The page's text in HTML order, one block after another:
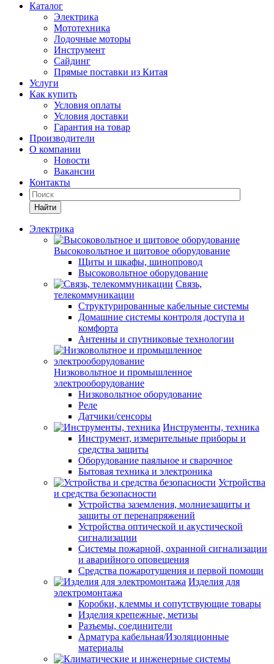
Каталог
Электрика
Мототехника
Лодочные моторы
Инструмент
Сайдинг
Прямые поставки из Китая
Услуги
Как купить
Условия оплаты
Условия доставки
Гарантия на товар
Производители
О компании
Новости
Вакансии
Контакты
Найти
Электрика
Высоковольтное и щитовое оборудование
Щиты и шкафы, шинопровод
Высоковольтное оборудование
Связь,
телекоммуникации
Структурированные кабельные системы
Домашние системы контроля доступа и
комфорта
Антенны и спутниковые технологии
Низковольтное и промышленное
электрооборудование
Низковольтное оборудование
Реле
Датчики/сенсоры
Инструменты, техника
Инструмент, измерительные приборы и
средства защиты
Оборудование паяльное и сварочное
Бытовая техника и электроника
Устройства
и средства безопасности
Устройства заземления, молниезащиты и
защиты от перенапряжений
Устройства оптической и акустической
сигнализации
Системы пожарной, охранной сигнализации
и аварийного оповещения
Средства пожаротушения и первой помощи
Изделия для
электромонтажа
Коробки, клеммы и сопутствующие товары
Изделия крепежные, метизы
Разъемы, соединители
Арматура кабельная/Изоляционные
материалы